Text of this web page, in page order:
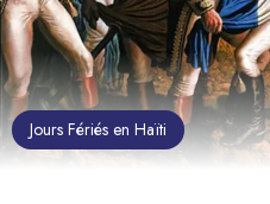
Jours Fériés en Haïti